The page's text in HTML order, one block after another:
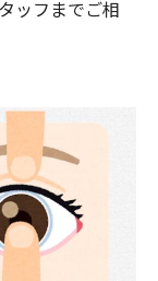
ッフまでご相